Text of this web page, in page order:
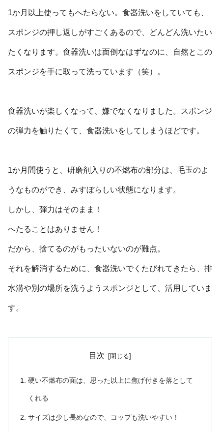
1か月以上使ってもへたらない。食器洗いをしていても、
スポンジの押し返しがすごくあるので、どんどん洗いたい
たくなります。食器洗いは面倒なはずなのに、自然とこの
スポンジを手に取って洗っています（笑）。
食器洗いが楽しくなって、嫌でなくなりました。スポンジ
の弾力を触りたくて、食器洗いをしてしまうほどです。
1か月間使うと、研磨剤入りの不燃布の部分は、毛玉のよ
うなものができ、みすぼらしい状態になります。
しかし、弾力はそのまま！
へたることはありません！
だから、捨てるのがもったいないのが難点。
それを解消するために、食器洗いでくたびれてきたら、排
水溝や別の場所を洗うようスポンジとして、活用していま
す。
目次
硬い不燃布の面は、思った以上に焦げ付きを落として
くれる
サイズは少し長めなので、コップも洗いやすい！